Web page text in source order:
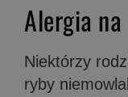
Alergia
Niektórzy
ryby